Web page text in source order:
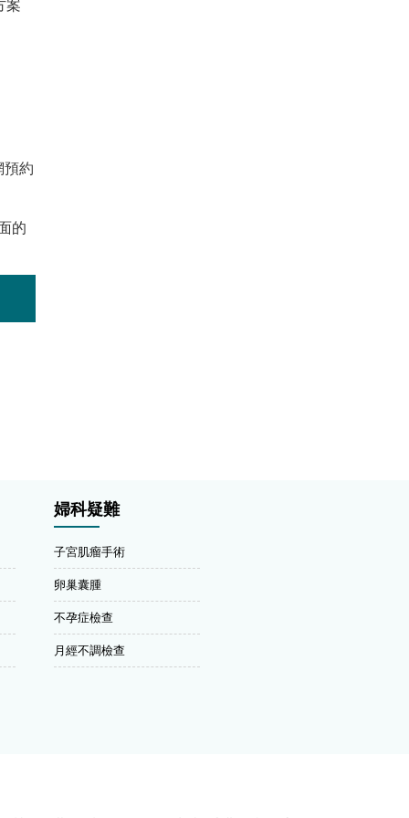
案
約
的
婦科疑難
子宮肌瘤手術
卵巢囊腫
不孕症檢查
月經不調檢查